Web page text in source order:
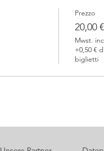
Prezzo
20,00 €
Mwst.
+0,50 €
biglietti